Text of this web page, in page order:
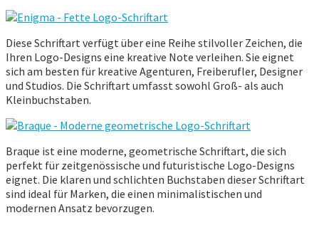
Diese Schriftart verfügt über eine Reihe stilvoller Zeichen, die
Ihren Logo-Designs eine kreative Note verleihen. Sie eignet
sich am besten für kreative Agenturen, Freiberufler, Designer
und Studios. Die Schriftart umfasst sowohl Groß- als auch
Kleinbuchstaben.
Braque ist eine moderne, geometrische Schriftart, die sich
perfekt für zeitgenössische und futuristische Logo-Designs
eignet. Die klaren und schlichten Buchstaben dieser Schriftart
sind ideal für Marken, die einen minimalistischen und
modernen Ansatz bevorzugen.